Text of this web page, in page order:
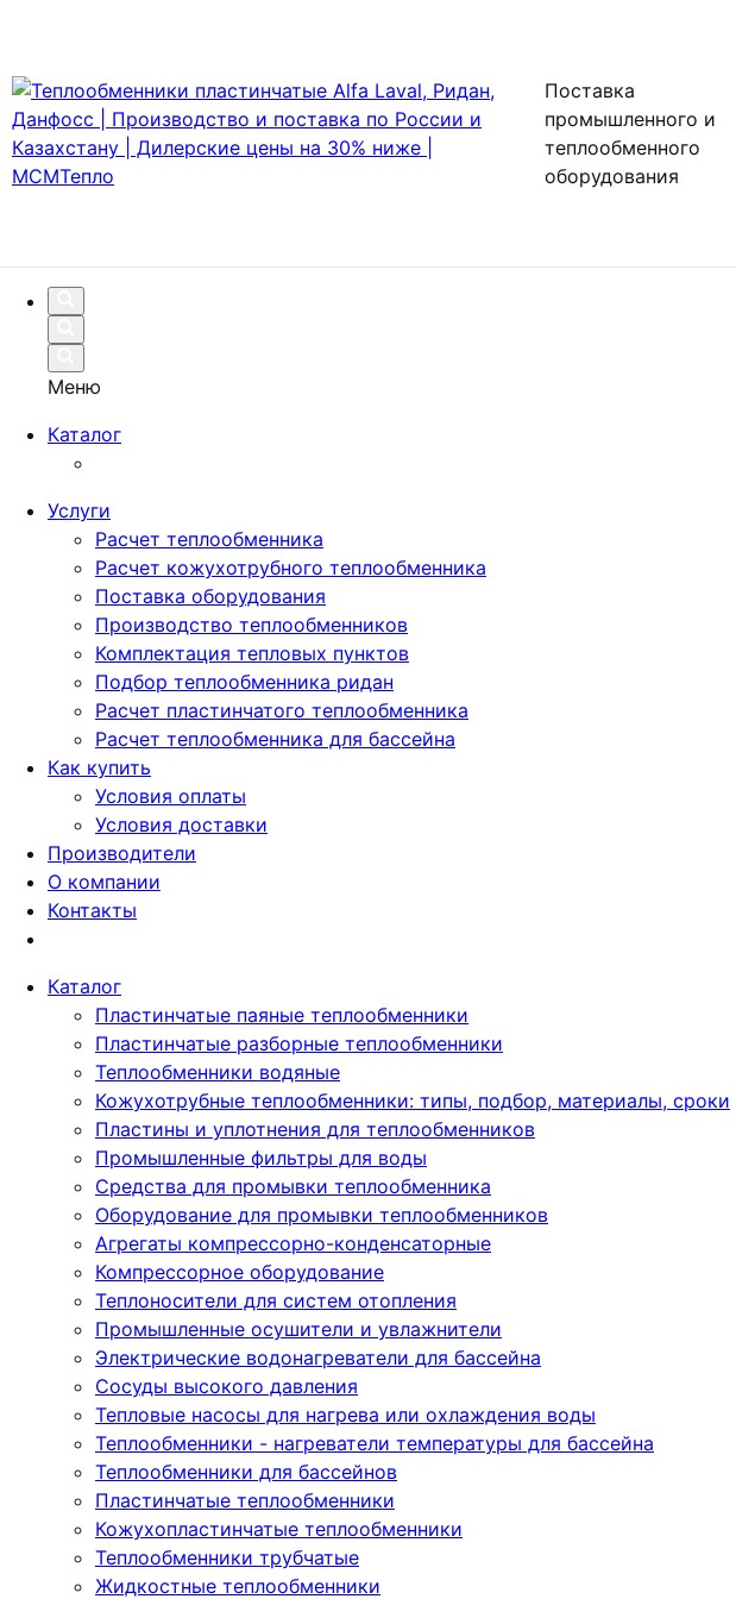
Поставка
промышленного и
теплообменного
оборудования
Меню
Каталог
Услуги
Расчет теплообменника
Расчет кожухотрубного теплообменника
Поставка оборудования
Производство теплообменников
Комплектация тепловых пунктов
Подбор теплообменника ридан
Расчет пластинчатого теплообменника
Расчет теплообменника для бассейна
Как купить
Условия оплаты
Условия доставки
Производители
О компании
Контакты
Каталог
Пластинчатые паяные теплообменники
Пластинчатые разборные теплообменники
Теплообменники водяные
Кожухотрубные теплообменники: типы, подбор, материалы, сроки
Пластины и уплотнения для теплообменников
Промышленные фильтры для воды
Средства для промывки теплообменника
Оборудование для промывки теплообменников
Агрегаты компрессорно-конденсаторные
Компрессорное оборудование
Теплоносители для систем отопления
Промышленные осушители и увлажнители
Электрические водонагреватели для бассейна
Сосуды высокого давления
Тепловые насосы для нагрева или охлаждения воды
Теплообменники - нагреватели температуры для бассейна
Теплообменники для бассейнов
Пластинчатые теплообменники
Кожухопластинчатые теплообменники
Теплообменники трубчатые
Жидкостные теплообменники